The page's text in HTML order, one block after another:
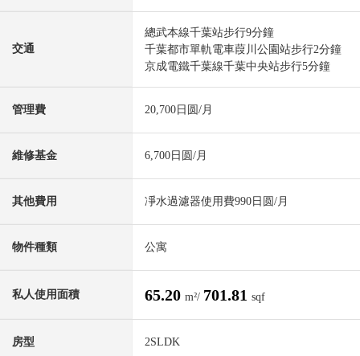
交通
總武本線千葉站步行9分鐘
千葉都市單軌電車葭川公園站步行2分鐘
京成電鐵千葉線千葉中央站步行5分鐘
管理費 20,700日圆/月
維修基金 6,700日圆/月
其他費用 凈水過濾器使用費990日圆/月
物件種類 公寓
私人使用面積 65.20 m²/ 701.81 sqf
房型 2SLDK